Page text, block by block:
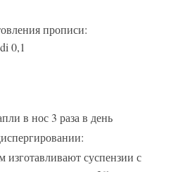
прописи:
0,1
в нос 3 раза в день
суспензии с